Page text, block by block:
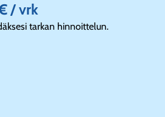
/ vrk
tarkan hinnoittelun.